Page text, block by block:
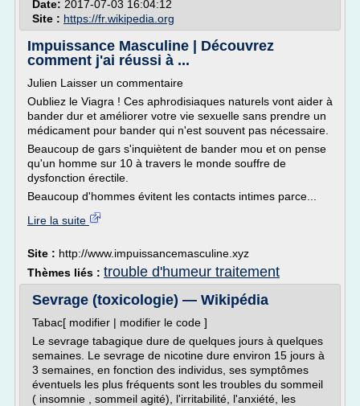
Date: 2017-07-03 16:04:12
Site : https://fr.wikipedia.org
Impuissance Masculine | Découvrez
comment j'ai réussi à ...
Julien Laisser un commentaire
Oubliez le Viagra ! Ces aphrodisiaques naturels vont aider à
bander dur et améliorer votre vie sexuelle sans prendre un
médicament pour bander qui n'est souvent pas nécessaire.
Beaucoup de gars s'inquiètent de bander mou et on pense
qu'un homme sur 10 à travers le monde souffre de
dysfonction érectile.
Beaucoup d'hommes évitent les contacts intimes parce...
Lire la suite
Site : http://www.impuissancemasculine.xyz
Thèmes liés : trouble d'humeur traitement
Sevrage (toxicologie) — Wikipédia
Tabac[ modifier | modifier le code ]
Le sevrage tabagique dure de quelques jours à quelques
semaines. Le sevrage de nicotine dure environ 15 jours à
3 semaines, en fonction des individus, ses symptômes
éventuels les plus fréquents sont les troubles du sommeil
( insomnie , sommeil agité), l'irritabilité, l'anxiété, les